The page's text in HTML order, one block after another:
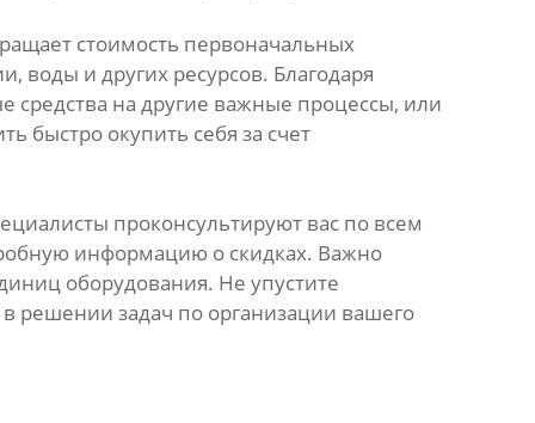
стоимость первоначальных
воды и других ресурсов. Благодаря
средства на другие важные процессы, или
быстро окупить себя за счет
проконсультируют вас по всем
информацию о скидках. Важно
оборудования. Не упустите
решении задач по организации вашего